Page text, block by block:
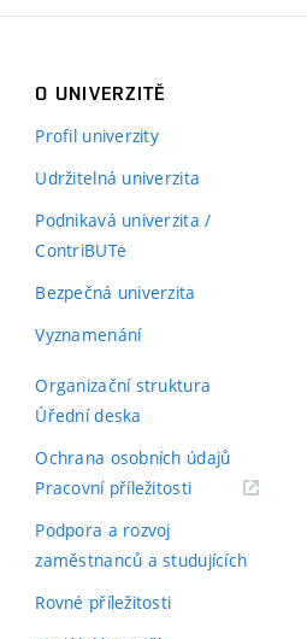
O UNIVERZITĚ
Profil univerzity
Udržitelná univerzita
Podnikavá univerzita /
ContriBUTe
Bezpečná univerzita
Vyznamenání
Organizační struktura
Úřední deska
Ochrana osobních údajů
Pracovní příležitosti(externí
Podpora a rozvoj
zaměstnanců a studujících
Rovné příležitosti